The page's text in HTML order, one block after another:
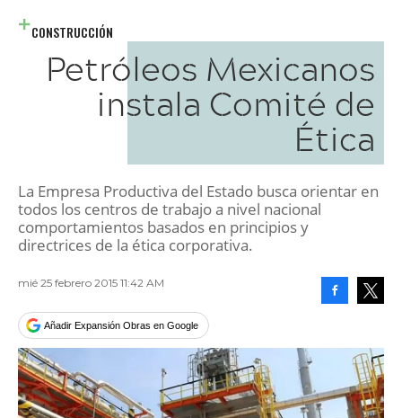
CONSTRUCCIÓN
Petróleos Mexicanos
instala Comité de
Ética
La Empresa Productiva del Estado busca orientar en
todos los centros de trabajo a nivel nacional
comportamientos basados en principios y
directrices de la ética corporativa.
mié 25 febrero 2015 11:42 AM
Añadir Expansión Obras en Google